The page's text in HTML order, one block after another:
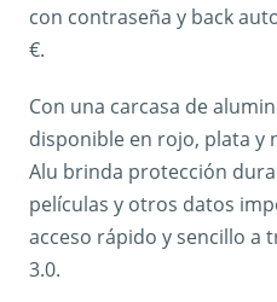
con contraseña y back
€.
Con una carcasa de
disponible en rojo, plata y
Alu brinda protección
películas y otros datos
acceso rápido y sencillo a
3.0.